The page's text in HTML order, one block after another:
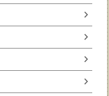
chevron_right
chevron_right
chevron_right
chevron_right